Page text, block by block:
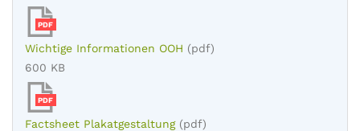
PDF
Wichtige Informationen OOH (pdf)
600 KB
PDF
Factsheet Plakatgestaltung (pdf)